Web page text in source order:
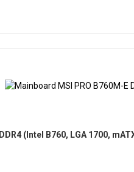
(Intel B760, LGA 1700,